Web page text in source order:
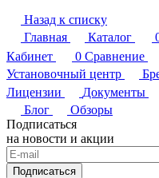
Назад к списку
Главная
Каталог
Кабинет
0 Сравнение
Установочный центр
Лицензии
Документы
Блог
Обзоры
Подписаться
на новости и акции
Подписаться